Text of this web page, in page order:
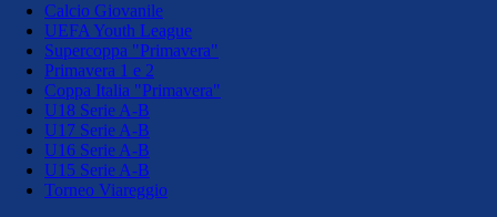
Calcio Giovanile
UEFA Youth League
Supercoppa "Primavera"
Primavera 1 e 2
Coppa Italia "Primavera"
U18 Serie A-B
U17 Serie A-B
U16 Serie A-B
U15 Serie A-B
Torneo Viareggio